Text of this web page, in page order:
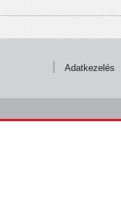
Adatkezelés